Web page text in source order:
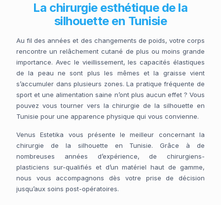
La chirurgie esthétique de la
silhouette en Tunisie
Au fil des années et des changements de poids, votre corps
rencontre un relâchement cutané de plus ou moins grande
importance. Avec le vieillissement, les capacités élastiques
de la peau ne sont plus les mêmes et la graisse vient
s’accumuler dans plusieurs zones. La pratique fréquente de
sport et une alimentation saine n’ont plus aucun effet ? Vous
pouvez vous tourner vers la chirurgie de la silhouette en
Tunisie pour une apparence physique qui vous convienne.
Venus Estetika vous présente le meilleur concernant la
chirurgie de la silhouette en Tunisie. Grâce à de
nombreuses années d’expérience, de chirurgiens-
plasticiens sur-qualifiés et d’un matériel haut de gamme,
nous vous accompagnons dès votre prise de décision
jusqu’aux soins post-opératoires.